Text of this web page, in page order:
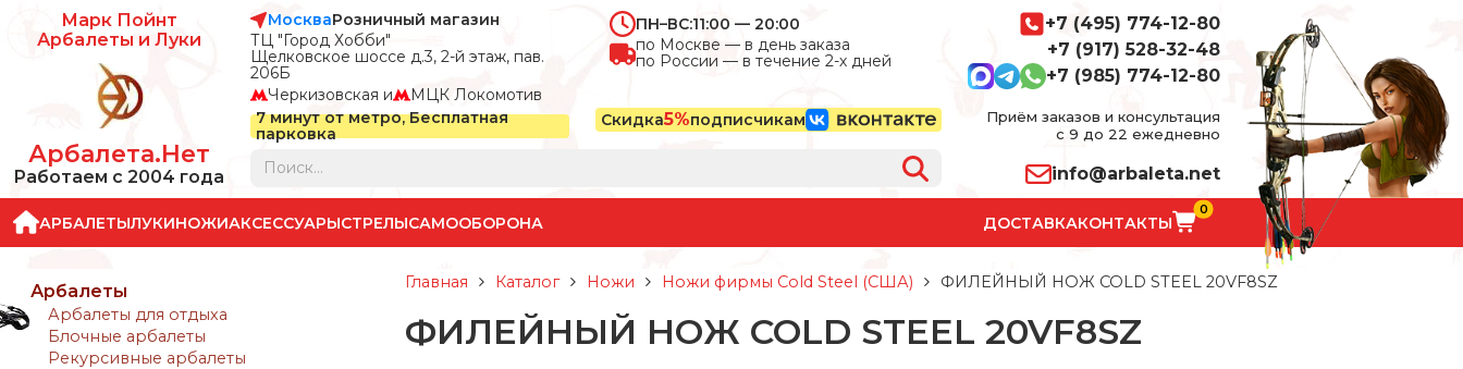
Марк Пойнт
Арбалеты и Луки
Арбалета.Нет
Работаем с 2004 года
МоскваРозничный магазин
ТЦ "Город Хобби"
Щелковское шоссе д.3, 2-й этаж, пав.
206Б
Черкизовская и
МЦК Локомотив
ПН–ВС:11:00 — 20:00
по Москве — в день заказа
по России — в течение 2-х дней
7 минут от метро, Бесплатная
парковка
Скидка5%подписчикам
+7 (495) 774-12-80
+7 (917) 528-32-48
+7 (985) 774-12-80
Приём заказов и консультация
с 9 до 22 ежедневно
info@arbaleta.net
АРБАЛЕТЫЛУКИНОЖИАКСЕССУАРЫСТРЕЛЫСАМООБОРОНА ДОСТАВКАКОНТАКТЫ
0
Арбалеты
Арбалеты для отдыха
Блочные арбалеты
Рекурсивные арбалеты
Главная Каталог Ножи Ножи фирмы Cold Steel (США) ФИЛЕЙНЫЙ НОЖ COLD STEEL 20VF8SZ
ФИЛЕЙНЫЙ НОЖ COLD STEEL 20VF8SZ